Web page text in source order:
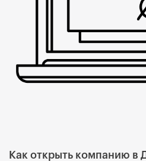
Как открыть компанию в